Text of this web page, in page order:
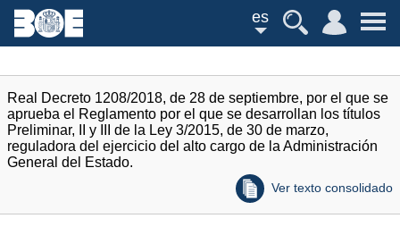
es
Real Decreto 1208/2018, de 28 de septiembre, por el que se
aprueba el Reglamento por el que se desarrollan los títulos
Preliminar, II y III de la Ley 3/2015, de 30 de marzo,
reguladora del ejercicio del alto cargo de la Administración
General del Estado.
Ver texto consolidado